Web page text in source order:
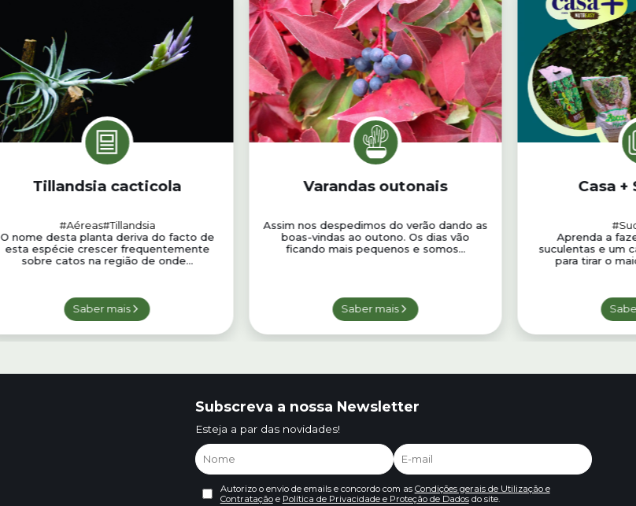
Tillandsia cacticola
#Aéreas#Tillandsia
O nome desta planta deriva do facto de
esta espécie crescer frequentemente
sobre catos na região de onde...
Saber mais
Varandas outonais
Assim nos despedimos do verão dando as
boas-vindas ao outono. Os dias vão
ficando mais pequenos e somos...
Saber mais
Casa +
Aprenda a
suculentas e um
para tirar o
Subscreva a nossa Newsletter
Esteja a par das novidades!
Autorizo o envio de emails e concordo com as Condições gerais de Utilização e
Contrataçãoe Política de Privacidade e Proteção de Dadosdo site.